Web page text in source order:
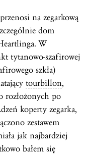
na zegarkową
dom
W
tytanowo-szafirowej
szkła)
tourbillon,
rozłożonych po
koperty zegarka,
zestawem
jak najbardziej
bałem się